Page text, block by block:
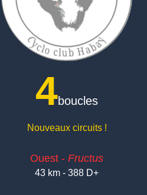
4boucles
Nouveaux circuits !
Ouest - Fructus
43 km - 388 D+